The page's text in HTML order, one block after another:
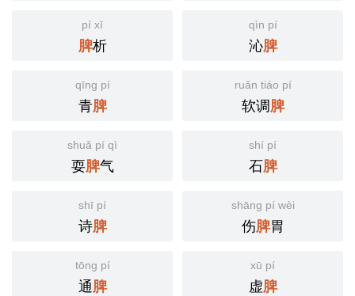
pí xī
脾析
qìn pí
沁脾
qīng pí
青脾
ruǎn tiáo pí
软调脾
shuǎ pí qì
耍脾气
shí pí
石脾
shī pí
诗脾
shāng pí wèi
伤脾胃
tōng pí
通脾
xū pí
虚脾